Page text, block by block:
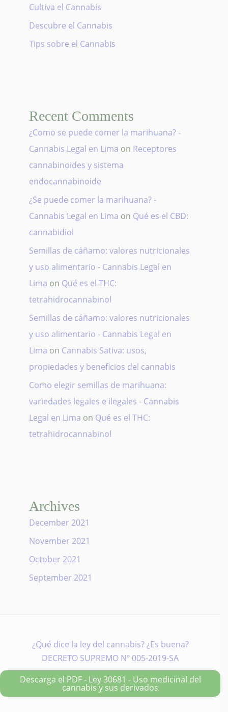
Cultiva el Cannabis
Descubre el Cannabis
Tips sobre el Cannabis
Recent Comments
¿Como se puede comer la marihuana? -
Cannabis Legal en Lima on Receptores
cannabinoides y sistema
endocannabinoide
¿Se puede comer la marihuana? -
Cannabis Legal en Lima on Qué es el CBD:
cannabidiol
Semillas de cáñamo: valores nutricionales
y uso alimentario - Cannabis Legal en
Lima on Qué es el THC:
tetrahidrocannabinol
Semillas de cáñamo: valores nutricionales
y uso alimentario - Cannabis Legal en
Lima on Cannabis Sativa: usos,
propiedades y beneficios del cannabis
Como elegir semillas de marihuana:
variedades legales e ilegales - Cannabis
Legal en Lima on Qué es el THC:
tetrahidrocannabinol
Archives
December 2021
November 2021
October 2021
September 2021
¿Qué dice la ley del cannabis? ¿Es buena?
DECRETO SUPREMO Nº 005-2019-SA
Descarga el PDF - Ley 30681 - Uso medicinal del
cannabis y sus derivados